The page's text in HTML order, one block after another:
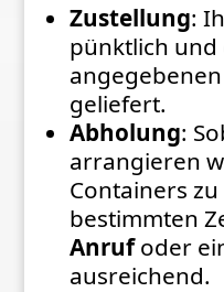
Zustellung:
pünktlich
geliefert.
Abholung:
arrangieren
Containers
bestimmten
Anrufoder
ausreichend.